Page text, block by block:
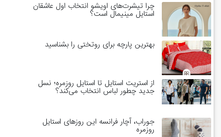
چرا تیشرت‌های اویشو انتخاب اول عاشقان
استایل مینیمال است؟
بهترین پارچه برای روتختی را بشناسید
از استریت استایل تا استایل روزمره؛ نسل
جدید چطور لباس انتخاب می‌کند؟
جوراب، آچار فرانسه این روزهای استایل
روزمره